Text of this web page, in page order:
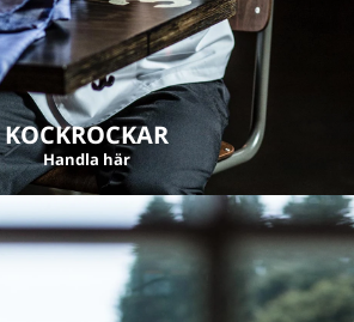
KOCKROCKAR
Handla här